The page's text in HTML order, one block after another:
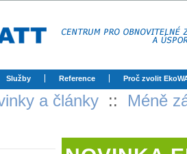
Služby Reference Proč zvolit
a články :: Méně